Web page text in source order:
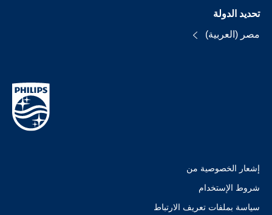
تحديد الدولة
مصر (العربية)
إشعار الخصوصية من
شروط الإستخدام
سياسة بملفات تعريف الارتباط